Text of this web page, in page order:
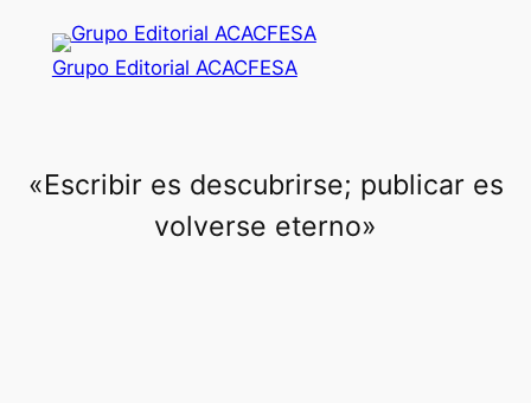
contenido
Grupo Editorial ACACFESA
«Escribir es descubrirse; publicar es
volverse eterno»